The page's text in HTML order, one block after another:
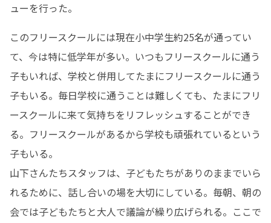
ューを行った。
このフリースクールには現在小中学生約25名が通ってい
て、今は特に低学年が多い。いつもフリースクールに通う
子もいれば、学校と併用してたまにフリースクールに通う
子もいる。毎日学校に通うことは難しくても、たまにフリ
ースクールに来て気持ちをリフレッシュすることができ
る。フリースクールがあるから学校も頑張れているという
子もいる。
山下さんたちスタッフは、子どもたちがありのままでいら
れるために、話し合いの場を大切にしている。毎朝、朝の
会では子どもたちと大人で議論が繰り広げられる。ここで